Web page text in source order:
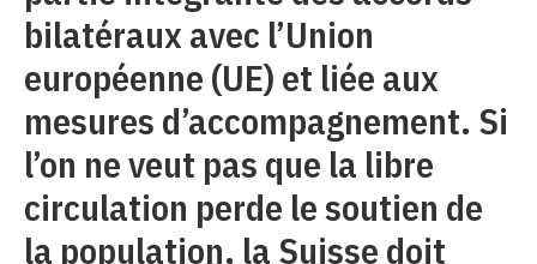
bilatéraux avec l’Union
européenne (UE) et liée aux
mesures d’accompagnement. Si
l’on ne veut pas que la libre
circulation perde le soutien de
la population, la Suisse doit